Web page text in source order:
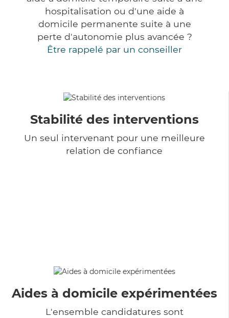
hospitalisation ou d'une aide à
domicile permanente suite à une
perte d'autonomie plus avancée ?
Être rappelé par un conseiller
Stabilité des interventions
Un seul intervenant pour une meilleure
relation de confiance
Aides à domicile expérimentées
L'ensemble candidatures sont